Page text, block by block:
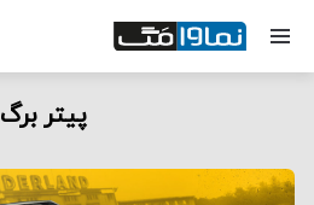
پیتر برگ